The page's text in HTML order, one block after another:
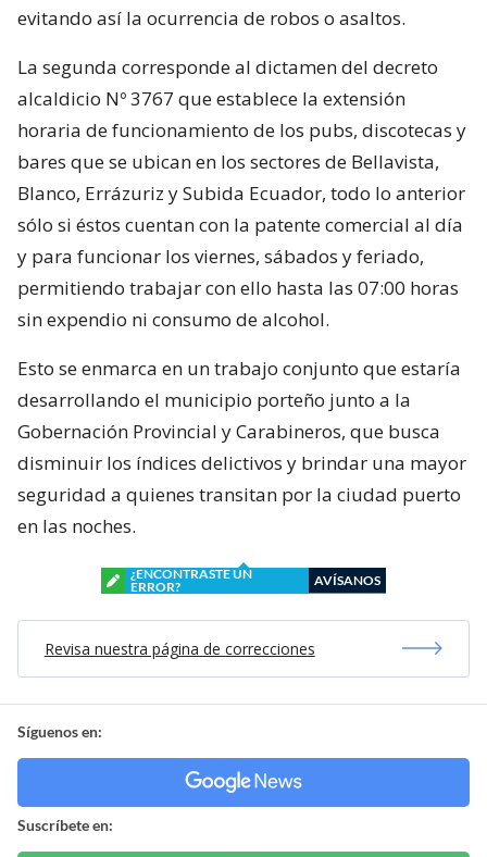
evitando así la ocurrencia de robos o asaltos.
La segunda corresponde al dictamen del decreto
alcaldicio Nº 3767 que establece la extensión
horaria de funcionamiento de los pubs, discotecas y
bares que se ubican en los sectores de Bellavista,
Blanco, Errázuriz y Subida Ecuador, todo lo anterior
sólo si éstos cuentan con la patente comercial al día
y para funcionar los viernes, sábados y feriado,
permitiendo trabajar con ello hasta las 07:00 horas
sin expendio ni consumo de alcohol.
Esto se enmarca en un trabajo conjunto que estaría
desarrollando el municipio porteño junto a la
Gobernación Provincial y Carabineros, que busca
disminuir los índices delictivos y brindar una mayor
seguridad a quienes transitan por la ciudad puerto
en las noches.
¿ENCONTRASTE UN
ERROR?
AVÍSANOS
Revisa nuestra página de correcciones
Síguenos en:
Suscríbete en: